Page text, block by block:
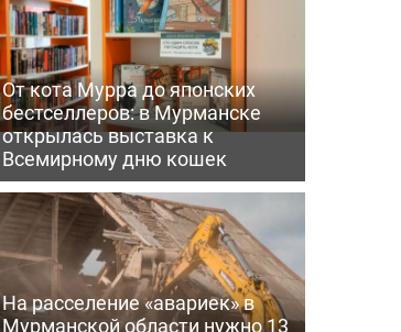
От кота Мурра до японских
бестселлеров: в Мурманске
открылась выставка к
Всемирному дню кошек
На расселение «авариек» в
Мурманской области нужно 13